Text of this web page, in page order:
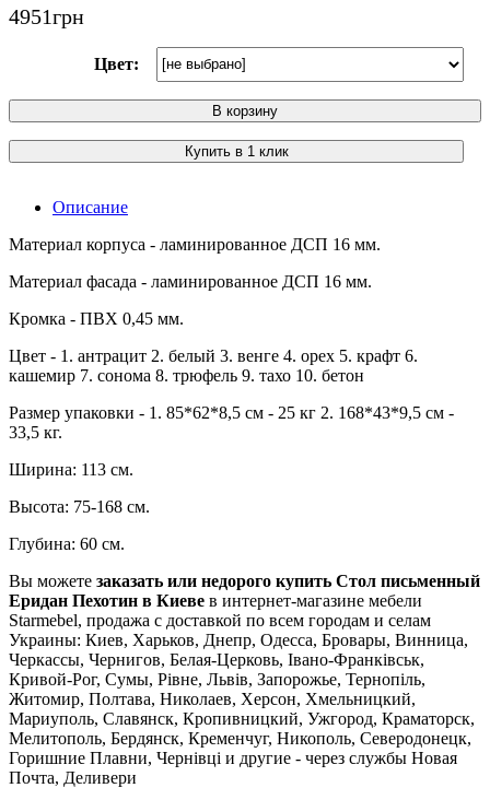
4951грн
Цвет:
В корзину
Купить в 1 клик
Описание
Материал корпуса - ламинированное ДСП 16 мм.
Материал фасада - ламинированное ДСП 16 мм.
Кромка - ПВХ 0,45 мм.
Цвет - 1. антрацит 2. белый 3. венге 4. орех 5. крафт 6.
кашемир 7. сонома 8. трюфель 9. тахо 10. бетон
Размер упаковки - 1. 85*62*8,5 см - 25 кг 2. 168*43*9,5 см -
33,5 кг.
Ширина: 113 см.
Высота: 75-168 см.
Глубина: 60 см.
Вы можете заказать или недорого купить Стол письменный
Еридан Пехотин в Киеве в интернет-магазине мебели
Starmebel, продажа с доставкой по всем городам и селам
Украины: Киев, Харьков, Днепр, Одесса, Бровары, Винница,
Черкассы, Чернигов, Белая-Церковь, Івано-Франківськ,
Кривой-Рог, Сумы, Рівне, Львів, Запорожье, Тернопіль,
Житомир, Полтава, Николаев, Херсон, Хмельницкий,
Мариуполь, Славянск, Кропивницкий, Ужгород, Краматорск,
Мелитополь, Бердянск, Кременчуг, Никополь, Северодонецк,
Горишние Плавни, Чернівці и другие - через службы Новая
Почта, Деливери